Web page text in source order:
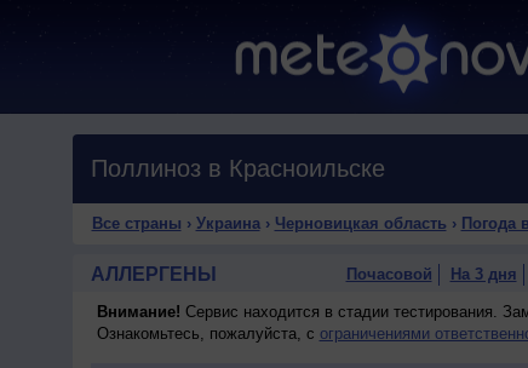
Поллиноз в Красноильске
Все страны › Украина› Черновицкая область › Погода
АЛЛЕРГЕНЫ Почасовой На 3 дня
Внимание! Сервис находится в стадии тестирования.
Ознакомьтесь, пожалуйста, с ограничениями